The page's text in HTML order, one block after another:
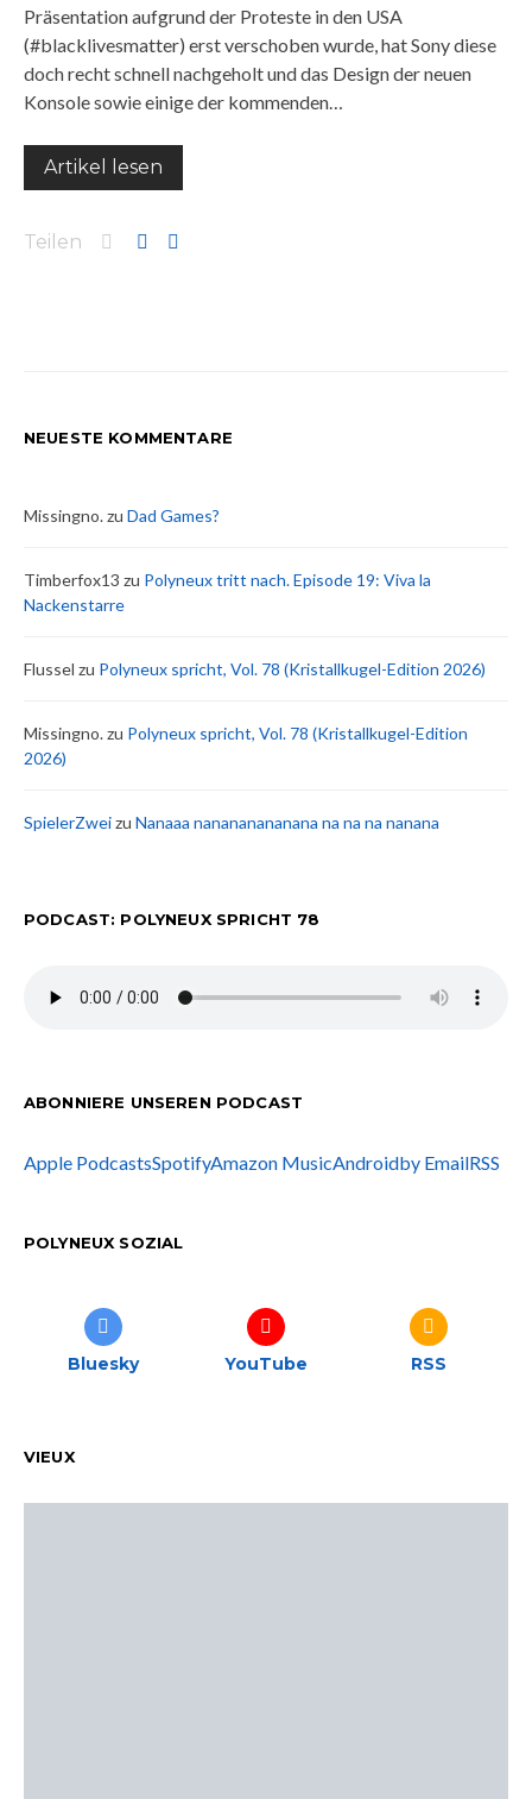
Präsentation aufgrund der Proteste in den USA
(#blacklivesmatter) erst verschoben wurde, hat Sony diese
doch recht schnell nachgeholt und das Design der neuen
Konsole sowie einige der kommenden…
Artikel lesen
Teilen
NEUESTE KOMMENTARE
Missingno.zu Dad Games?
Timberfox13 zu Polyneux tritt nach. Episode 19: Viva la
Nackenstarre
Flussel zu Polyneux spricht, Vol. 78 (Kristallkugel-Edition 2026)
Missingno.zu Polyneux spricht, Vol. 78 (Kristallkugel-Edition
2026)
SpielerZweizu Nanaaa nanananananana na na na nanana
PODCAST: POLYNEUX SPRICHT 78
ABONNIERE UNSEREN PODCAST
Apple PodcastsSpotifyAmazon MusicAndroidby EmailRSS
POLYNEUX SOZIAL
Bluesky YouTube RSS
VIEUX